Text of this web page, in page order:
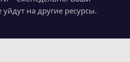
на другие ресурсы.